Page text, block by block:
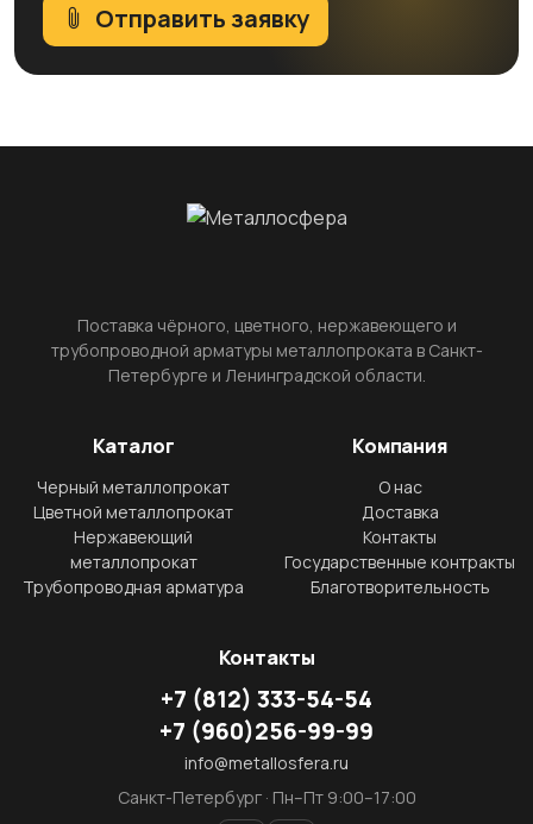
Отправить заявку
Поставка чёрного, цветного, нержавеющего и
трубопроводной арматуры металлопроката в Санкт-
Петербурге и Ленинградской области.
Каталог
Черный металлопрокат
Цветной металлопрокат
Нержавеющий
металлопрокат
Трубопроводная арматура
Компания
О нас
Доставка
Контакты
Государственные контракты
Благотворительность
Контакты
+7 (812) 333-54-54
+7 (960)256-99-99
info@metallosfera.ru
Санкт-Петербург · Пн–Пт 9:00–17:00